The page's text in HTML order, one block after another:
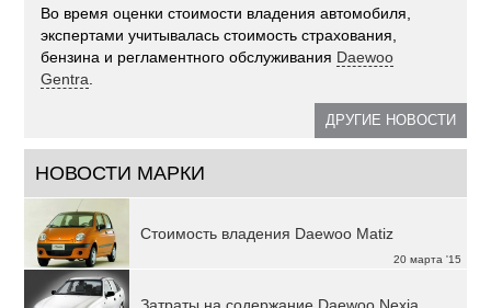
Во время оценки стоимости владения автомобиля,
экспертами учитывалась стоимость страхования,
бензина и регламентного обслуживания Daewoo
Gentra
ДРУГИЕ НОВОСТИ
НОВОСТИ МАРКИ
20 марта '15
Стоимость владения Daewoo Matiz
Затраты на содержание Daewoo Nexia